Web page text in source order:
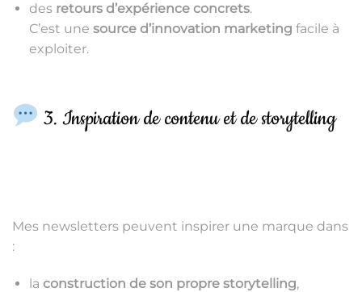
des retours d’expérience concrets.
C’est une source d’innovation marketing facile à
exploiter.
3. Inspiration de contenu et de storytelling
Mes newsletters peuvent inspirer une marque dans
:
la construction de son propre storytelling,